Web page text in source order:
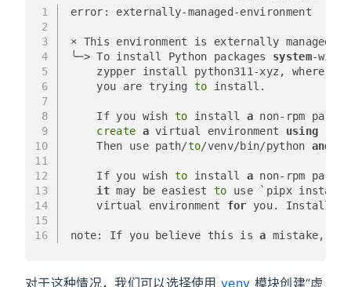
1
2
3
4
5
6
7
8
9
10
11
12
13
14
15
16
error: externally-managed-environment
× This environment is externally managed
╰─> To install Python packages system-
zypper install python311-xyz, where
    you are trying
to install.
    If you wish
to install a non-rpm
create a virtual environment using
    Then use path/
to/venv/bin/python and
    If you wish
to install a non-rpm
it may be easiest to use `pipx install
    virtual environment
for you. Install
note: If you believe this is a mistake,
对于这种情况，我们可以选择使用venv 模块创建“虚